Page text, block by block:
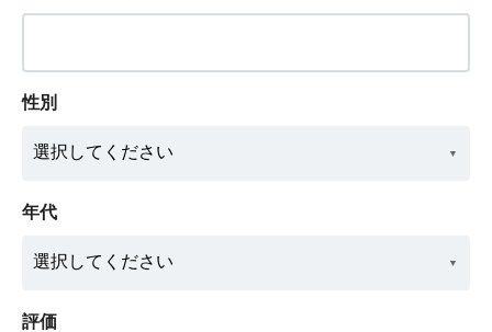
性別
年代
評価